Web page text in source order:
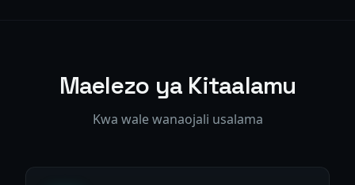
Maelezo ya Kitaalamu
Kwa wale wanaojali usalama